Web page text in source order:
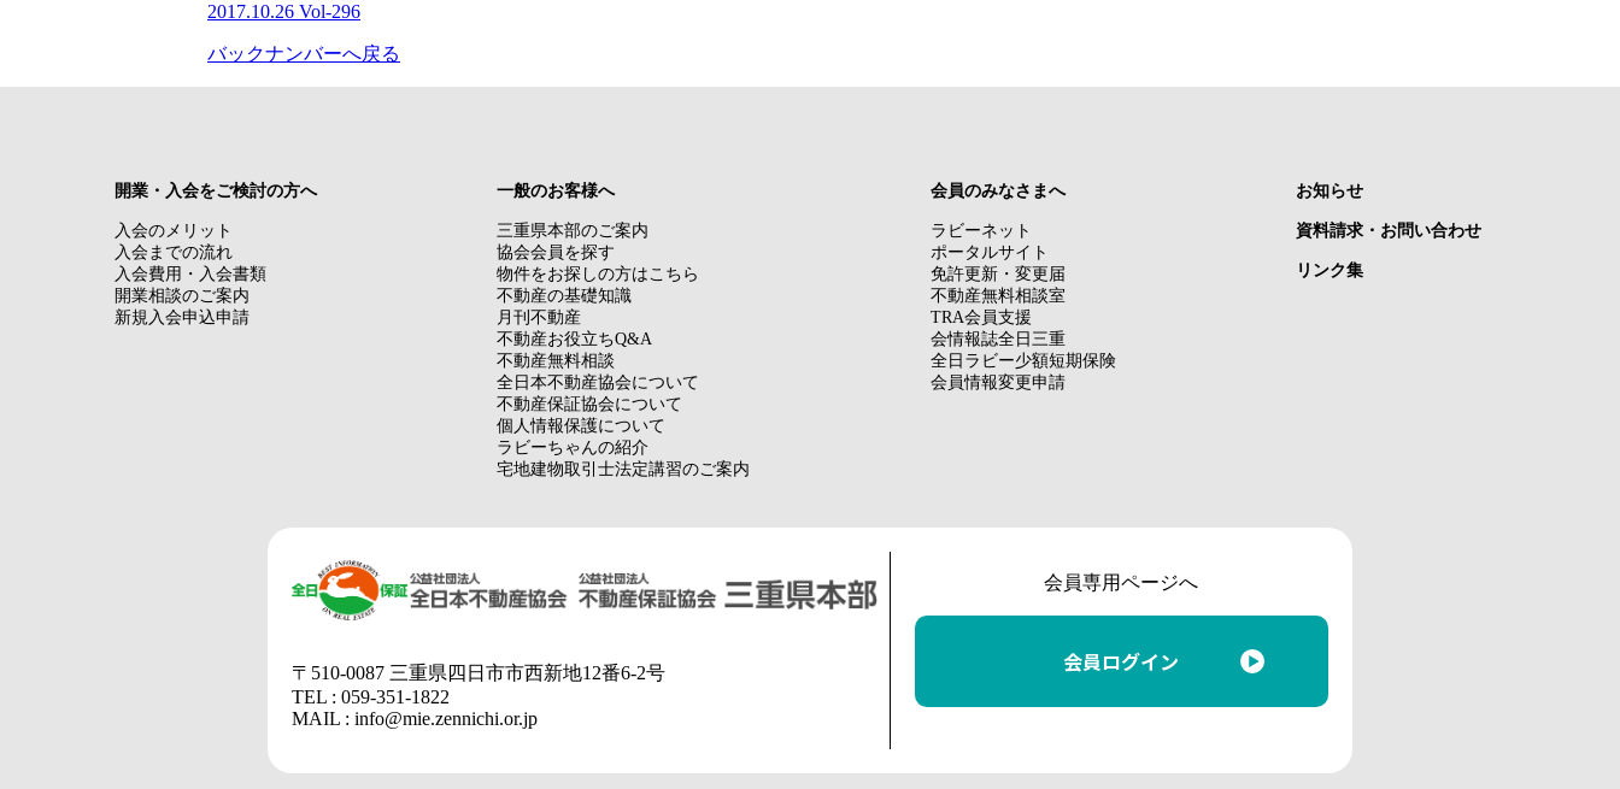
2017.10.26 Vol-296
バックナンバーへ戻る
開業・入会をご検討の方へ
入会のメリット
入会までの流れ
入会費用・入会書類
開業相談のご案内
新規入会申込申請
一般のお客様へ
三重県本部のご案内
協会会員を探す
物件をお探しの方はこちら
不動産の基礎知識
月刊不動産
不動産お役立ちQ&A
不動産無料相談
全日本不動産協会について
不動産保証協会について
個人情報保護について
ラビーちゃんの紹介
宅地建物取引士法定講習のご案内
会員のみなさまへ
ラビーネット
ポータルサイト
免許更新・変更届
不動産無料相談室
TRA会員支援
会情報誌全日三重
全日ラビー少額短期保険
会員情報変更申請
お知らせ
資料請求・お問い合わせ
リンク集
〒510-0087 三重県四日市市西新地12番6-2号
TEL : 059-351-1822
MAIL : info@mie.zennichi.or.jp
会員専用ページへ
会員ログイン